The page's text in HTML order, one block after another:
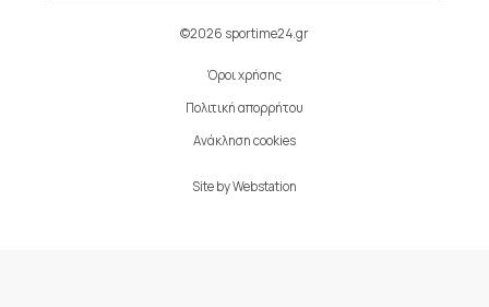
©2026 sportime24.gr
Όροι χρήσης
Πολιτική απορρήτου
Ανάκληση cookies
Site byWebstation